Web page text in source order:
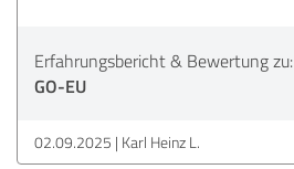
Erfahrungsbericht & Bewertung zu:
GO-EU
02.09.2025 Karl Heinz L.